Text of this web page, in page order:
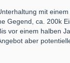
mit
Gegend, ca. 200k
vor einem halben
aber